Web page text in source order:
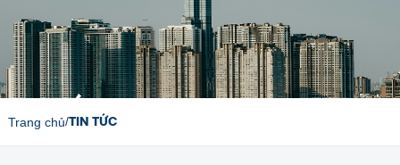
TIN TỨC
Trang chủ/TIN TỨC